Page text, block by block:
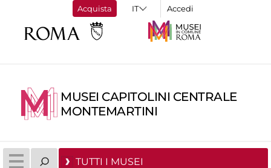
Acquista Accedi
MUSEI CAPITOLINI CENTRALE
MONTEMARTINI
TUTTI I MUSEI